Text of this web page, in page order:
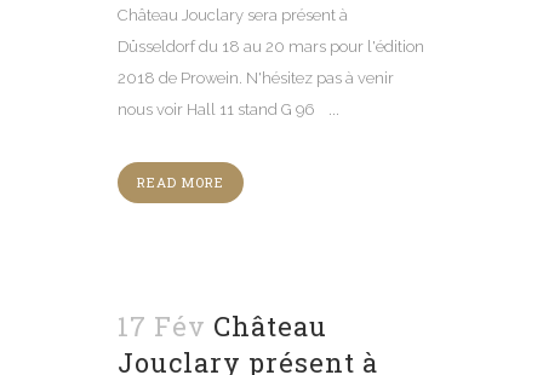
Château Jouclary sera présent à
Düsseldorf du 18 au 20 mars pour l'édition
2018 de Prowein. N'hésitez pas à venir
nous voir Hall 11 stand G 96 ...
READ MORE
17 Fév Château
Jouclary présent à